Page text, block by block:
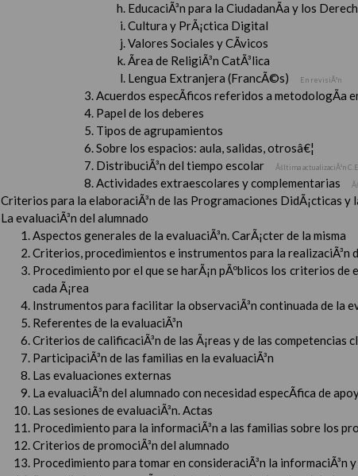
EducaciÃ³n para la CiudadanÃ­a y los
Cultura y PrÃ¡ctica Digital
Valores Sociales y CÃ­vicos
Ãrea de ReligiÃ³n CatÃ³lica
Lengua Extranjera (FrancÃ©s)
En revisiÃ³n
Acuerdos especÃ­ficos referidos a metodologÃ­a
Papel de los deberes
Tipos de agrupamientos
Sobre los espacios: aula, salidas, otrosâ€¦
DistribuciÃ³n del tiempo escolar
Ãšltima actualizaciÃ³n
Actividades extraescolares y complementarias
Criterios para la elaboraciÃ³n de las Programaciones DidÃ¡cticas y
La evaluaciÃ³n del alumnado
Aspectos generales de la evaluaciÃ³n. CarÃ¡cter de la misma
Criterios, procedimientos e instrumentos para la realizaciÃ³n
Procedimiento por el que se harÃ¡n pÃºblicos los criterios de
cada Ã¡rea
Instrumentos para facilitar la observaciÃ³n continuada de la
Referentes de la evaluaciÃ³n
Criterios de calificaciÃ³n de las Ã¡reas y de las competencias
ParticipaciÃ³n de las familias en la evaluaciÃ³n
Las evaluaciones externas
La evaluaciÃ³n del alumnado con necesidad especÃ­fica de
Las sesiones de evaluaciÃ³n. Actas
Procedimiento para la informaciÃ³n a las familias sobre los
Criterios de promociÃ³n del alumnado
Procedimiento para tomar en consideraciÃ³n la informaciÃ³n